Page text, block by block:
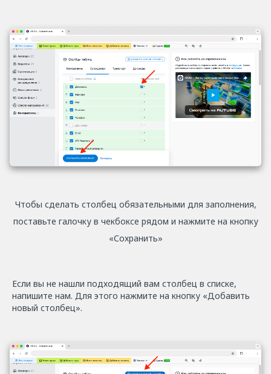
Чтобы сделать столбец обязательными для заполнения,
поставьте галочку в чекбоксе рядом и нажмите на кнопку
«Сохранить»
Если вы не нашли подходящий вам столбец в списке,
напишите нам. Для этого нажмите на кнопку «Добавить
новый столбец».